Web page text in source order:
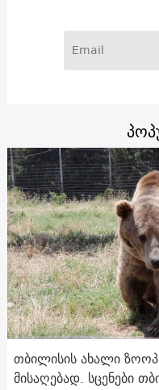
თბილისის ახალი
მისაღებად. სცენები